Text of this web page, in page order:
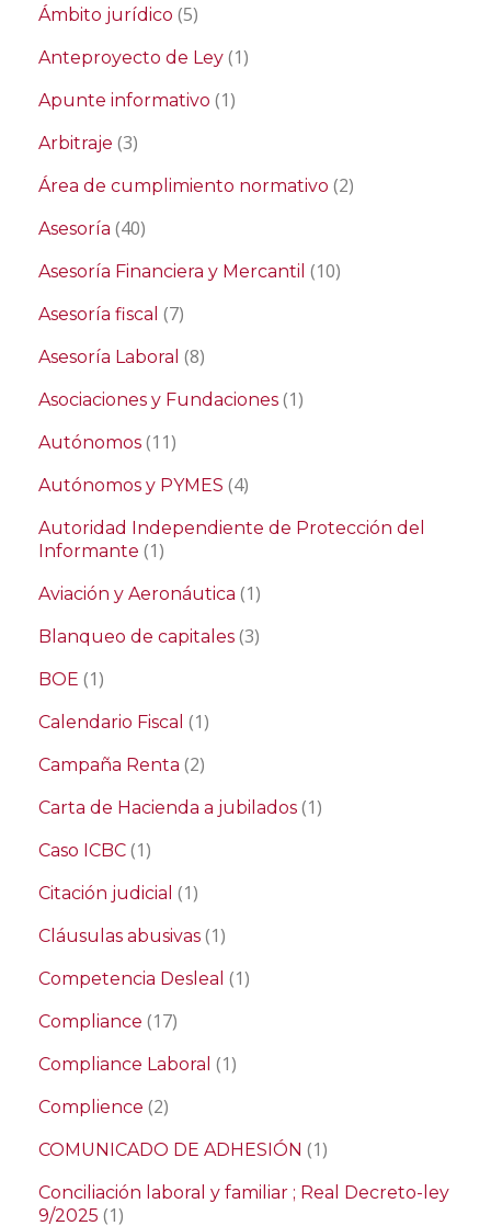
Ámbito jurídico (5)
Anteproyecto de Ley (1)
Apunte informativo (1)
Arbitraje (3)
Área de cumplimiento normativo (2)
Asesoría (40)
Asesoría Financiera y Mercantil (10)
Asesoría fiscal (7)
Asesoría Laboral (8)
Asociaciones y Fundaciones (1)
Autónomos (11)
Autónomos y PYMES (4)
Autoridad Independiente de Protección del
Informante (1)
Aviación y Aeronáutica (1)
Blanqueo de capitales (3)
BOE (1)
Calendario Fiscal (1)
Campaña Renta (2)
Carta de Hacienda a jubilados (1)
Caso ICBC (1)
Citación judicial (1)
Cláusulas abusivas (1)
Competencia Desleal (1)
Compliance (17)
Compliance Laboral (1)
Complience (2)
COMUNICADO DE ADHESIÓN (1)
Conciliación laboral y familiar ; Real Decreto-ley
9/2025 (1)